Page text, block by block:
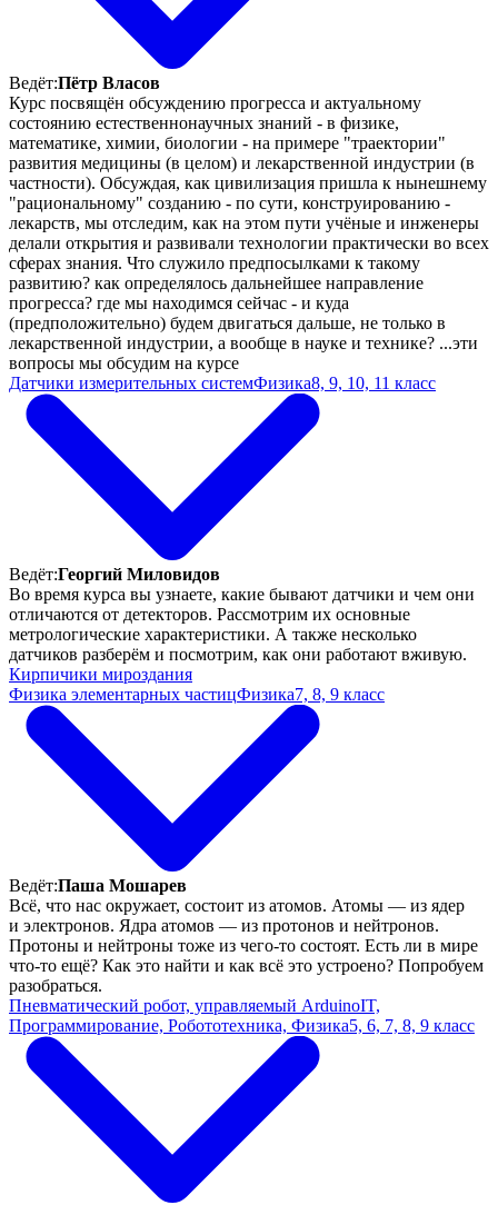
Ведёт:Пётр Власов
Курс посвящён обсуждению прогресса и актуальному
состоянию естественнонаучных знаний - в физике,
математике, химии, биологии - на примере "траектории"
развития медицины (в целом) и лекарственной индустрии (в
частности). Обсуждая, как цивилизация пришла к нынешнему
"рациональному" созданию - по сути, конструированию -
лекарств, мы отследим, как на этом пути учёные и инженеры
делали открытия и развивали технологии практически во всех
сферах знания. Что служило предпосылками к такому
развитию? как определялось дальнейшее направление
прогресса? где мы находимся сейчас - и куда
(предположительно) будем двигаться дальше, не только в
лекарственной индустрии, а вообще в науке и технике? ...эти
вопросы мы обсудим на курсе
Датчики измерительных системФизика8, 9, 10, 11 класс
Ведёт:Георгий Миловидов
Во время курса вы узнаете, какие бывают датчики и чем они
отличаются от детекторов. Рассмотрим их основные
метрологические характеристики. А также несколько
датчиков разберём и посмотрим, как они работают вживую.
Кирпичики мироздания
Физика элементарных частицФизика7, 8, 9 класс
Ведёт:Паша Мошарев
Всё, что нас окружает, состоит из атомов. Атомы — из ядер
и электронов. Ядра атомов — из протонов и нейтронов.
Протоны и нейтроны тоже из чего-то состоят. Есть ли в мире
что-то ещё? Как это найти и как всё это устроено? Попробуем
разобраться.
Пневматический робот, управляемый ArduinoIT,
Программирование, Робототехника, Физика5, 6, 7, 8, 9 класс